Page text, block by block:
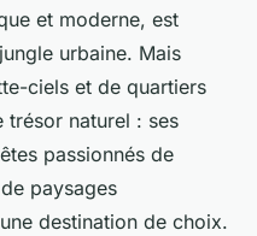
des
de
coût?
et moderne, est
urbaine. Mais
ciels et de quartiers
trésor naturel : ses
passionnés de
paysages
destination de choix.